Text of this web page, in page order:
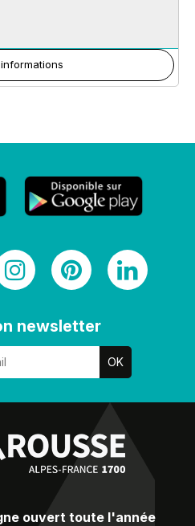
newsletter
ouvert toute l'année